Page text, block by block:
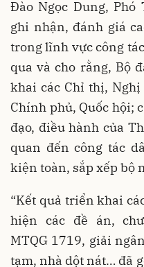
Đào Ngọc Dung,
ghi nhận, đánh giá
trong lĩnh vực công
qua và cho rằng, Bộ
khai các Chỉ thị,
Chính phủ, Quốc hội;
đạo, điều hành của
quan đến công tác
kiện toàn, sắp xếp bộ
“Kết quả triển khai
hiện các đề án,
MTQG 1719, giải
tạm, nhà dột nát… đã